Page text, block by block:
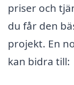
priser och
du får den
projekt. En
kan bidra till: